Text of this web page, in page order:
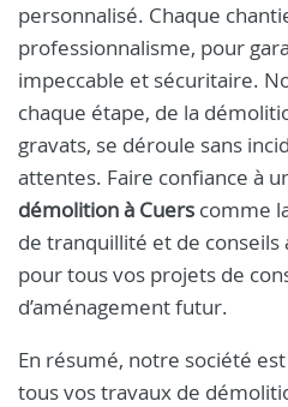
personnalisé. Chaque
professionnalisme, pour
impeccable et sécuritaire.
chaque étape, de la
gravats, se déroule sans
attentes. Faire confiance à
démolition à Cuers comme
de tranquillité et de conseils
pour tous vos projets de
d’aménagement futur.
En résumé, notre société
tous vos travaux de